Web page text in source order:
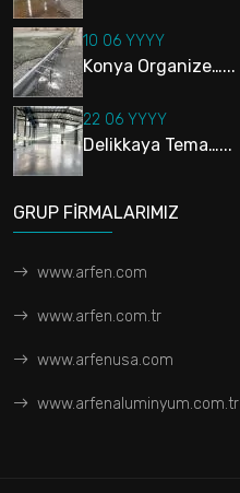
10 06 YYYY
Konya Organize…...
22 06 YYYY
Delikkaya Tema…...
GRUP FİRMALARIMIZ
www.arfen.com
www.arfen.com.tr
www.arfenusa.com
www.arfenaluminyum.com.tr